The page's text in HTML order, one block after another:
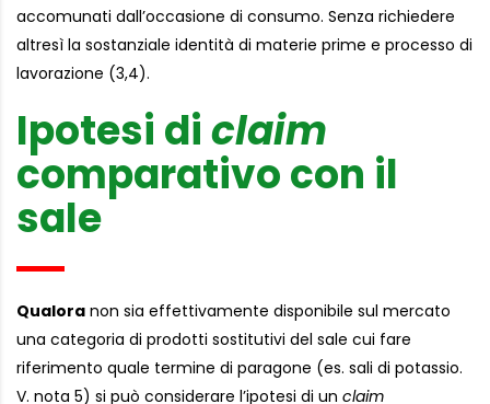
accomunati dall’occasione di consumo. Senza richiedere
altresì la sostanziale identità di materie prime e processo di
lavorazione (3,4).
Ipotesi diclaim
comparativo con il
sale
Qualora non sia effettivamente disponibile sul mercato
una categoria di prodotti sostitutivi del sale cui fare
riferimento quale termine di paragone (es. sali di potassio.
V. nota 5) si può considerare l’ipotesi di un claim